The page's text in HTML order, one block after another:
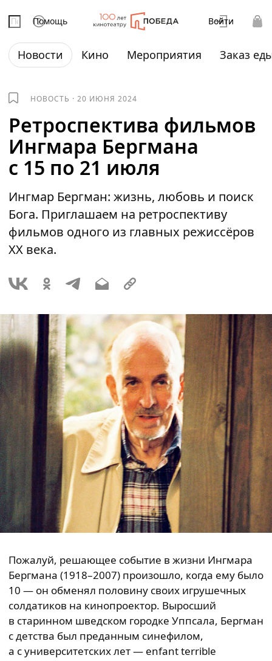
Помощь Войти
Новости Кино Мероприятия Заказ
НОВОСТЬ ·20 ИЮНЯ 2024
Ретроспектива фильмов
Ингмара Бергмана
с 15 по 21 июля
Ингмар Бергман: жизнь, любовь и поиск
Бога. Приглашаем на ретроспективу
фильмов одного из главных режиссёров
XX века.
Пожалуй, решающее событие в жизни Ингмара
Бергмана (1918–2007) произошло, когда ему было
10 — он обменял половину своих игрушечных
солдатиков на кинопроектор. Выросший
в старинном шведском городке Уппсала, Бергман
с детства был преданным синефилом,
а с университетских лет — enfant terrible